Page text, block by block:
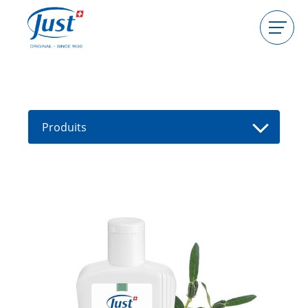
Devenir conseillère
Guides
Produits
High Light
Soins de cheveux